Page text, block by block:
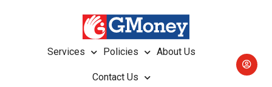
Services Policies About Us
Contact Us